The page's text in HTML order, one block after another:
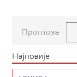
Прогноза
Најновије